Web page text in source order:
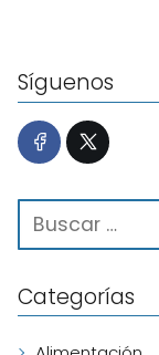
Síguenos
Categorías